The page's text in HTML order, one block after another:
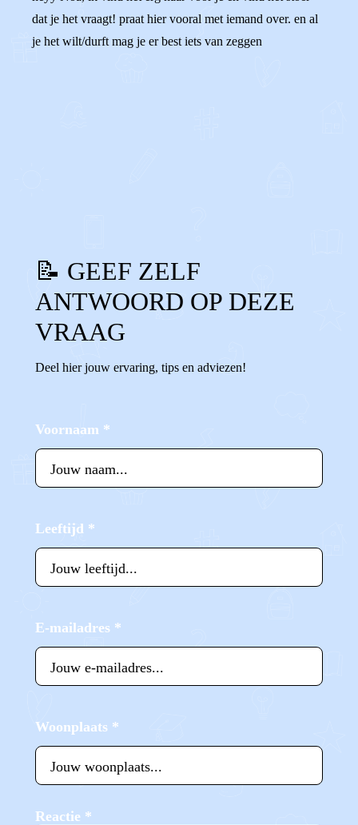
dat je het vraagt! praat hier vooral met iemand over. en al
je het wilt/durft mag je er best iets van zeggen
📝 GEEF ZELF
ANTWOORD OP DEZE
VRAAG
Deel hier jouw ervaring, tips en adviezen!
Voornaam *
Leeftijd *
E-mailadres *
Woonplaats *
Reactie *